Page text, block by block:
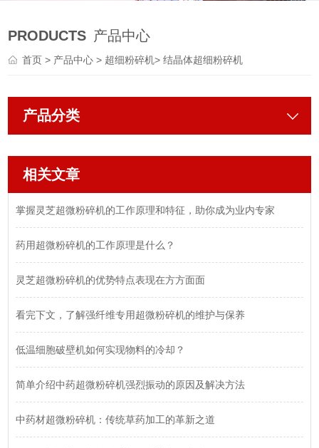
PRODUCTS 产品中心
首页> 产品中心> 超细粉碎机>结晶体超细粉碎机
产品分类
相关文章
掌握灵芝超微粉碎机的工作原理和特征，助你成为业内专家
药用超微粉碎机的工作原理是什么？
灵芝超微粉碎机的优势特点表现在方方面面
看完下文，了解强纤维专用超微粉碎机的维护与保养
低温细胞破壁机如何实现物料的冷却？
简单介绍中药超微粉碎机强烈振动的原因及解决方法
中药材超微粉碎机：传统草药加工的革新之道